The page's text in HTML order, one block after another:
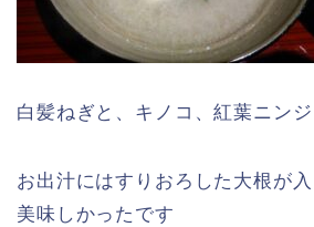
白髪ねぎと、キノコ、紅葉ニン
お出汁にはすりおろした大根が
美味しかったです